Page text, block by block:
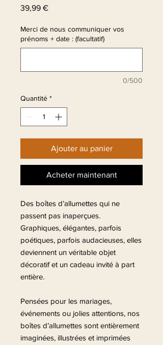
39,99 €Prix
Merci de nous communiquer vos
prénoms + date : (facultatif)
0/500
Quantité *
Ajouter au panier
Acheter maintenant
Des boîtes d’allumettes qui ne
passent pas inaperçues.
Graphiques, élégantes, parfois
poétiques, parfois audacieuses, elles
deviennent un véritable objet
décoratif et un cadeau invité à part
entière.
Pensées pour les mariages,
événements ou jolies attentions, nos
boîtes d’allumettes sont entièrement
imaginées, illustrées et imprimées